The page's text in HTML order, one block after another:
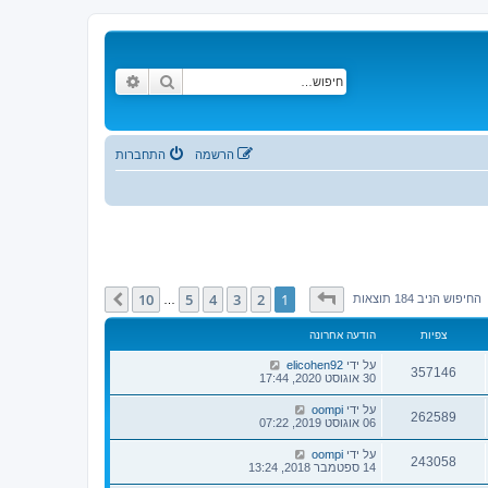
חיפוש
התחברות הרשמה
החיפוש הניב 184 תוצאות דף1מתוך10
1
2
3
4
5
10 הבא
צפיות הודעה אחרונה
357146 על ידי elicohen92
30 אוגוסט 2020, 17:44
262589 על ידי oompi
06 אוגוסט 2019, 07:22
243058 על ידי oompi
14 ספטמבר 2018, 13:24